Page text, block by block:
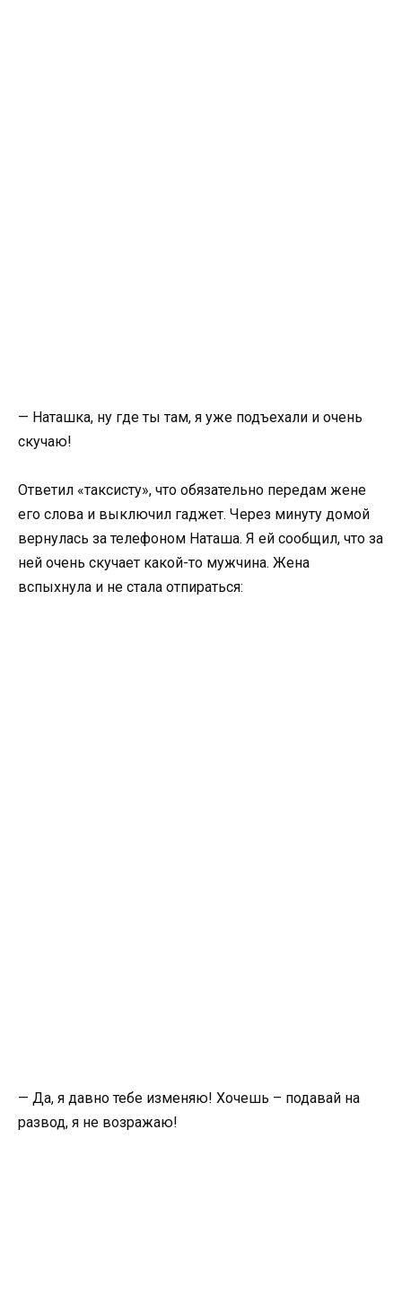
— Наташка, ну где ты там, я уже подъехали и очень
скучаю!
Ответил «таксисту», что обязательно передам жене
его слова и выключил гаджет. Через минуту домой
вернулась за телефоном Наташа. Я ей сообщил, что за
ней очень скучает какой-то мужчина. Жена
вспыхнула и не стала отпираться:
— Да, я давно тебе изменяю! Хочешь – подавай на
развод, я не возражаю!